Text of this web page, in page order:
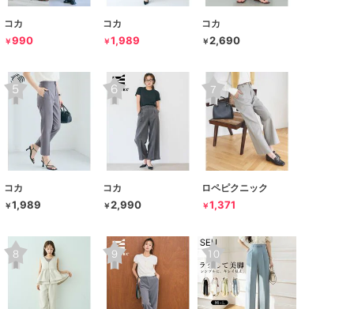
コカ
￥990
コカ
￥1,989
コカ
￥2,690
コカ
￥1,989
コカ
￥2,990
ロペピクニック
￥1,371